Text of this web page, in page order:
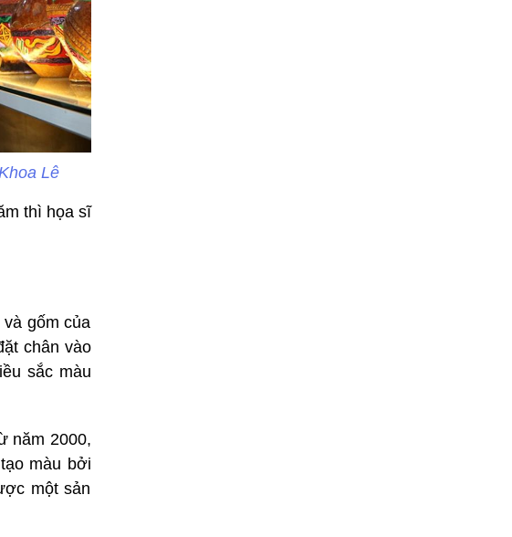
Lê
thì họa sĩ
gốm của
chân vào
sắc màu
năm 2000,
màu bởi
một sản